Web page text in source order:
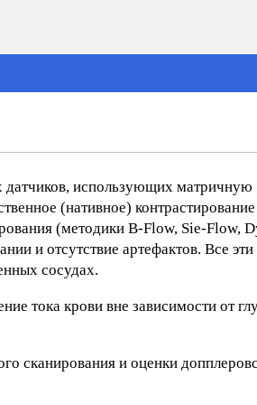
датчиков, использующих матричную
(нативное) контрастирование
(методики B-Flow, Sie-Flow,
и отсутствие артефактов. Все эти
сосудах.
тока крови вне зависимости от
сканирования и оценки